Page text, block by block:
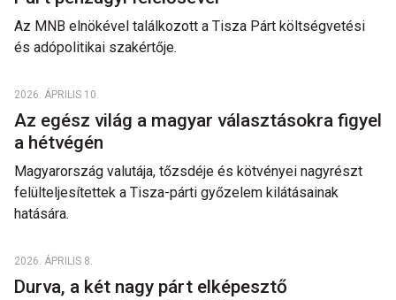
Az MNB elnökével találkozott a Tisza Párt költségvetési
és adópolitikai szakértője.
2026. ÁPRILIS 10.
Az egész világ a magyar választásokra figyel
a hétvégén
Magyarország valutája, tőzsdéje és kötvényei nagyrészt
felülteljesítettek a Tisza-párti győzelem kilátásainak
hatására.
2026. ÁPRILIS 8.
Durva, a két nagy párt elképesztő